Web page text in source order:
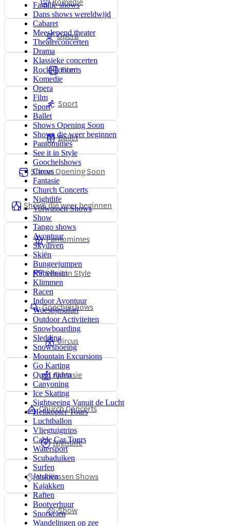
Familie shows
Dans shows wereldwijd
Cabaret
Meeslepend theater
Theaterconcerten
Drama
Klassieke concerten
Rock Concerts
Komedie
Opera
Film
Sport
Ballet
Shows Opening Soon
Shows die weer beginnen
Pantomimes
See it in Style
Goochelshows
Circus
Fantasie
Church Concerts
Nightlife
Volwassen Shows
Show
Tango shows
Avontuur
Skydiven
Skiën
Bungeejumpen
Kabelbaan
Klimmen
Racen
Indoor Avontuur
Woestijnsafari
Outdoor Activiteiten
Snowboarding
Sledding
Snowshoeing
Mountain Excursions
Go Karting
Quad rijden
Canyoning
Ice Skating
Sightseeing Vanuit de Lucht
Helikopter Tours
Luchtballon
Vliegtuigtrips
Cable Car Tours
Watersport
Scubaduiken
Surfen
Jetskiën
Kajakken
Raften
Bootverhuur
Snorkelen
Wandelingen op zee
Opera
Film
Sport
Ballet
Shows Opening Soon
Shows die weer beginnen
Pantomimes
See it in Style
Goochelshows
Circus
Fantasie
Church Concerts
Nightlife
Volwassen Shows
Show